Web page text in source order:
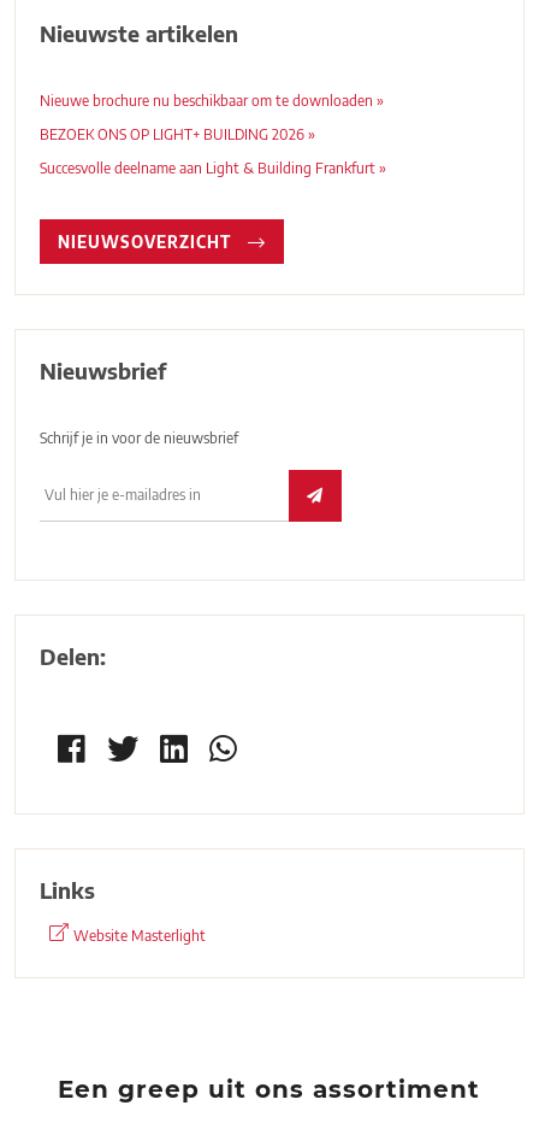
Nieuwste artikelen
Nieuwe brochure nu beschikbaar om te downloaden »
BEZOEK ONS OP LIGHT+ BUILDING 2026 »
Succesvolle deelname aan Light & Building Frankfurt »
NIEUWSOVERZICHT
Nieuwsbrief
Schrijf je in voor de nieuwsbrief
Delen:
Links
Website Masterlight
Een greep uit ons assortiment